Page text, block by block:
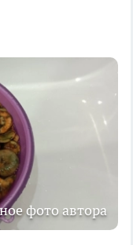
фото автора